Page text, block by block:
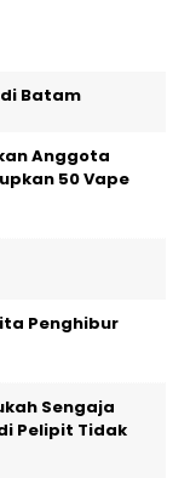
Batam
Anggota
50 Vape
Penghibur
Sengaja
Pelipit Tidak